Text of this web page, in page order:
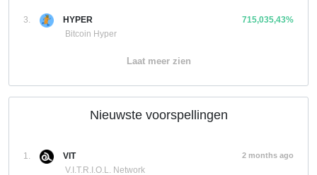
3.
HYPER
Bitcoin Hyper
715,035,43%
Laat meer zien
Nieuwste voorspellingen
1.
VIT
V.I.T.R.I.O.L. Network
2 months ago